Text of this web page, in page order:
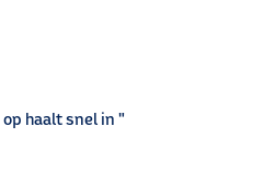
haalt snel in "